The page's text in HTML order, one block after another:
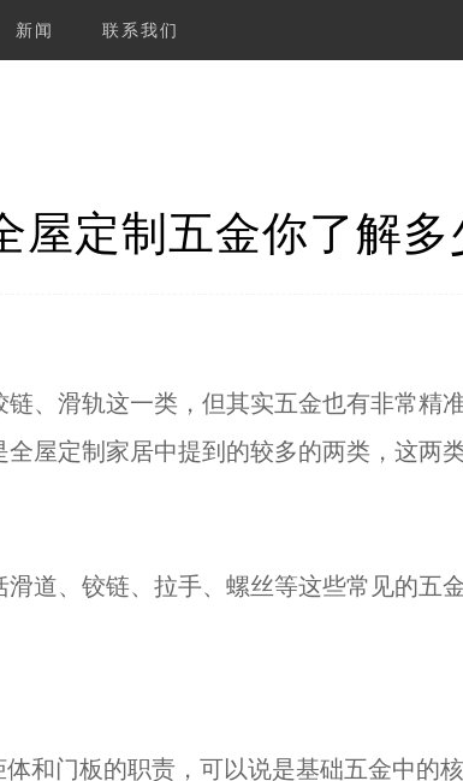
新闻 联系我们
定制五金你了解多
、滑轨这一类，但其实五金也有非常精
屋定制家居中提到的较多的两类，这两
道、铰链、拉手、螺丝等这些常见的五
和门板的职责，可以说是基础五金中的